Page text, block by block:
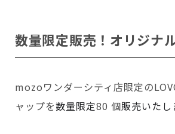
数量限定販売！オリジナ
mozoワンダーシティ店限定の
ャップを数量限定80 個販売いたし